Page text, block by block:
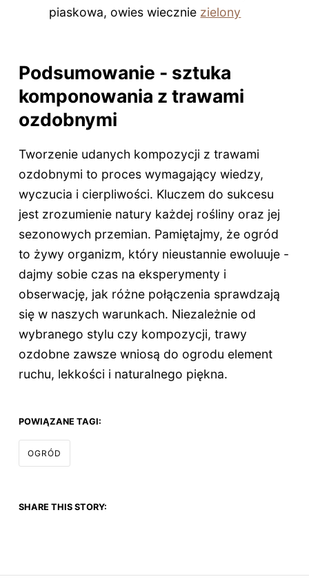
piaskowa, owies wiecznie zielony
Podsumowanie - sztuka
komponowania z trawami
ozdobnymi
Tworzenie udanych kompozycji z trawami
ozdobnymi to proces wymagający wiedzy,
wyczucia i cierpliwości. Kluczem do sukcesu
jest zrozumienie natury każdej rośliny oraz jej
sezonowych przemian. Pamiętajmy, że ogród
to żywy organizm, który nieustannie ewoluuje -
dajmy sobie czas na eksperymenty i
obserwację, jak różne połączenia sprawdzają
się w naszych warunkach. Niezależnie od
wybranego stylu czy kompozycji, trawy
ozdobne zawsze wniosą do ogrodu element
ruchu, lekkości i naturalnego piękna.
POWIĄZANE TAGI:
OGRÓD
SHARE THIS STORY: